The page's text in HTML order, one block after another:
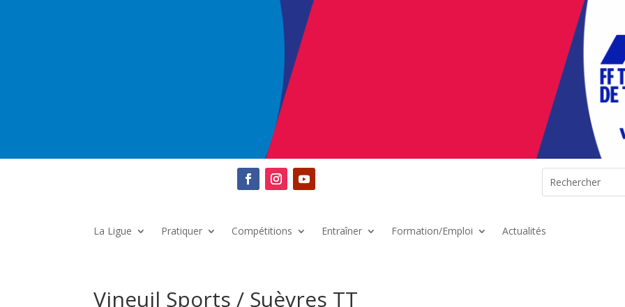
La Ligue Pratiquer Compétitions Entraîner Formation/Emploi Actualités
Vineuil Sports / Suèvres TT